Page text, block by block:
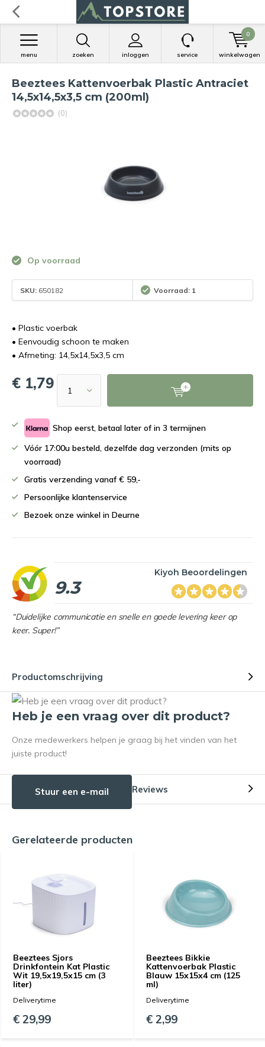
zoeken inloggen
menu service winkelwagen
0
Beeztees Kattenvoerbak Plastic Antraciet
14,5x14,5x3,5 cm (200ml)
(0)
Op voorraad
SKU: 650182 Voorraad: 1
• Plastic voerbak
• Eenvoudig schoon te maken
• Afmeting: 14,5x14,5x3,5 cm
€ 1,79
Shop eerst, betaal later of in 3 termijnen
Vóór 17:00u besteld, dezelfde dag verzonden (mits op
voorraad)
Gratis verzending vanaf € 59,-
Persoonlijke klantenservice
Bezoek onze winkel in Deurne
9.3
Kiyoh Beoordelingen
“Duidelijke communicatie en snelle en goede levering keer op
keer. Super!”
Productomschrijving
Heb je een vraag over dit product?
Onze medewerkers helpen je graag bij het vinden van het
juiste product!
Stuur een e-mail Reviews
Gerelateerde producten
Beeztees Sjors
Drinkfontein Kat Plastic
Wit 19,5x19,5x15 cm (3
liter)
Deliverytime
€ 29,99
Beeztees Bikkie
Kattenvoerbak Plastic
Blauw 15x15x4 cm (125
ml)
Deliverytime
€ 2,99